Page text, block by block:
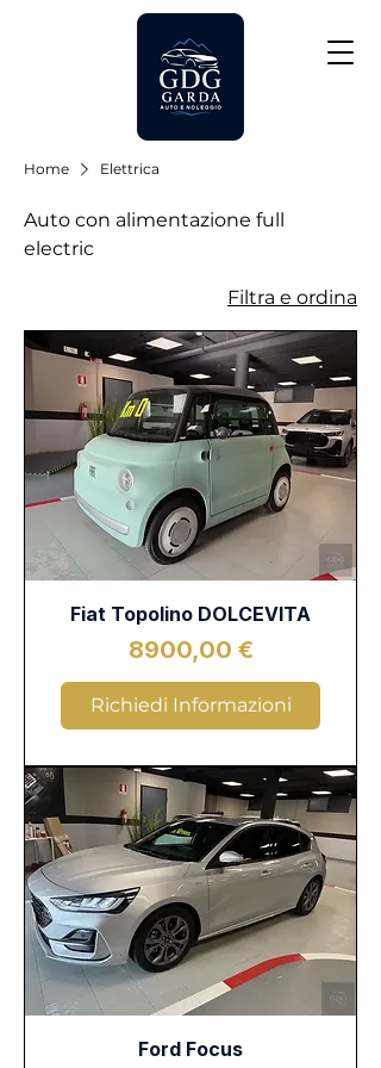
Home Elettrica
Auto con alimentazione full
electric
Filtra e ordina
Fiat Topolino DOLCEVITA
Prezzo
8900,00 €
Richiedi Informazioni
Ford Focus